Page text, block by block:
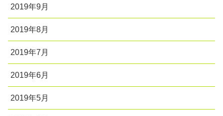
2019年9月
2019年8月
2019年7月
2019年6月
2019年5月